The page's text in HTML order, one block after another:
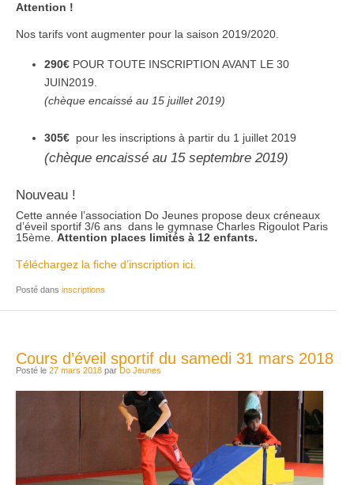
Attention !
Nos tarifs vont augmenter pour la saison 2019/2020.
290€ POUR TOUTE INSCRIPTION AVANT LE 30
JUIN2019.
(chèque encaissé au 15 juillet 2019)
305€ pour les inscriptions à partir du 1 juillet 2019
(chèque encaissé au 15 septembre 2019)
Nouveau !
Cette année l’association Do Jeunes propose deux créneaux
d’éveil sportif 3/6 ans dans le gymnase Charles Rigoulot Paris
15ème. Attention places limités à 12 enfants.
Téléchargez la fiche d’inscription ici.
Posté dans inscriptions
Cours d’éveil sportif du samedi 31 mars 2018
Posté le 27 mars 2018 par Do Jeunes